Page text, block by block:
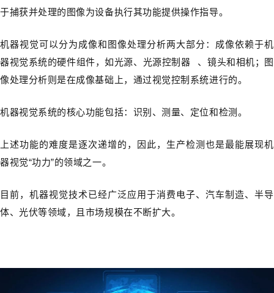
于捕获并处理的图像为设备执行其功能提供操作指导。
机器视觉可以分为成像和图像处理分析两大部分：成像依赖于机
器视觉系统的硬件组件，如光源、 光源控制器
、镜头和相机；图
像处理分析则是在成像基础上，通过视觉控制系统进行的。
机器视觉系统的核心功能包括：识别、测量、定位和检测。
上述功能的难度是逐次递增的，因此，生产检测也是最能展现机
器视觉“功力”的领域之一。
目前，机器视觉技术已经广泛应用于消费电子、汽车制造、半导
体、光伏等领域，且市场规模在不断扩大。